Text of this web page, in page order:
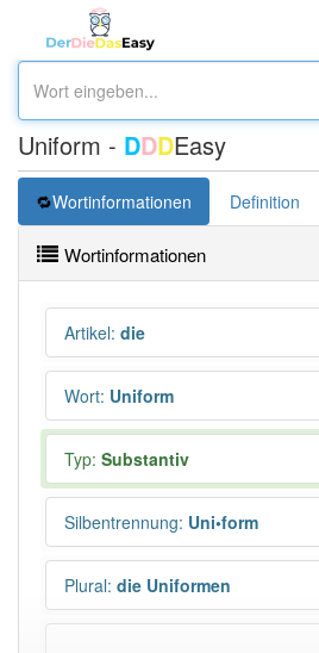
Uniform - DDDEasy
Wortinformationen Definition
Wortinformationen
Artikel: die
Wort: Uniform
Typ: Substantiv
Silbentrennung: Uni•form
Plural: die Uniformen